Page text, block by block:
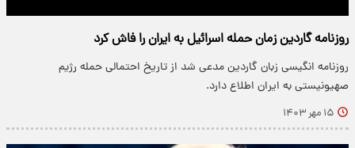
روزنامه گاردین زمان حمله اسرائیل به ایران را فاش کرد
روزنامه انگیسی زبان گاردین مدعی شد از تاریخ احتمالی حمله رژیم
صهیونیستی به ایران اطلاع دارد.
۱۵ مهر ۱۴۰۳